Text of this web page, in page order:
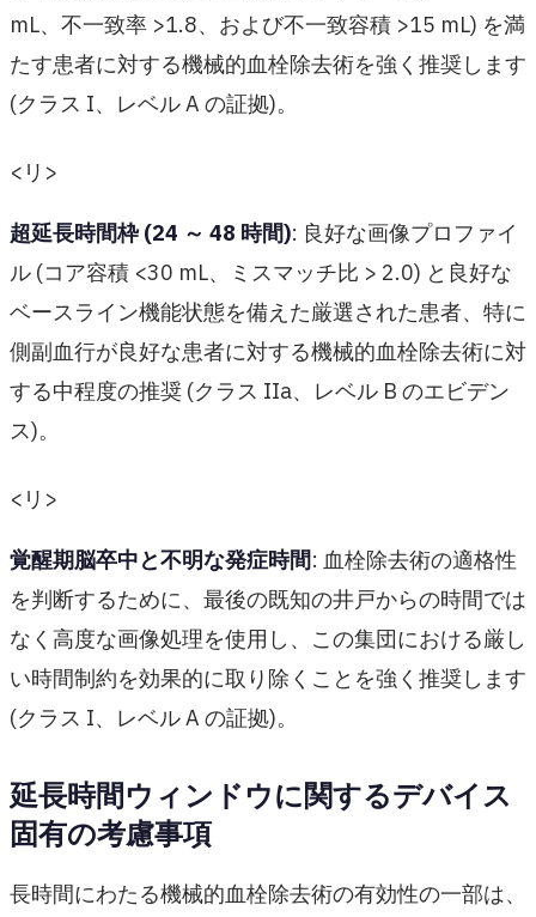
mL、不一致率 >1.8、および不一致容積 >15 mL) を満
たす患者に対する機械的血栓除去術を強く推奨します
(クラス I、レベル A の証拠)。
<リ>
超延長時間枠 (24 ～ 48 時間): 良好な画像プロファイ
ル (コア容積 <30 mL、ミスマッチ比 > 2.0) と良好な
ベースライン機能状態を備えた厳選された患者、特に
側副血行が良好な患者に対する機械的血栓除去術に対
する中程度の推奨 (クラス IIa、レベル B のエビデン
ス)。
<リ>
覚醒期脳卒中と不明な発症時間: 血栓除去術の適格性
を判断するために、最後の既知の井戸からの時間では
なく高度な画像処理を使用し、この集団における厳し
い時間制約を効果的に取り除くことを強く推奨します
(クラス I、レベル A の証拠)。
延長時間ウィンドウに関するデバイス
固有の考慮事項
長時間にわたる機械的血栓除去術の有効性の一部は、